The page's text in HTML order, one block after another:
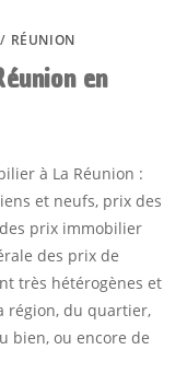
/ RÉUNION
en
à La Réunion :
et neufs, prix des
prix immobilier
des prix de
très hétérogènes et
région, du quartier,
bien, ou encore de